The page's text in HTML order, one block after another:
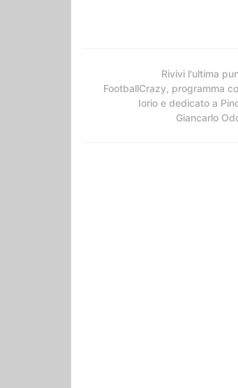
Rivivi l'ultima
FootballCrazy, programma
Iorio e dedicato a
Giancarlo